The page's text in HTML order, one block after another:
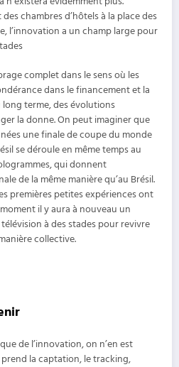
chambres d’hôtels à la place des
l’innovation a un champ large pour
complet dans le sens où les
dans le financement et la
terme, des évolutions
la donne. On peut imaginer que
une finale de coupe du monde
se déroule en même temps au
qui donnent
de la même manière qu’au Brésil.
premières petites expériences ont
il y aura à nouveau un
à des stades pour revivre
collective.
de l’innovation, on n’en est
la captation, le tracking,